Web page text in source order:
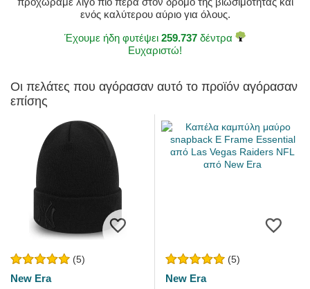
ενός καλύτερου αύριο για όλους.
Έχουμε ήδη φυτέψει 259.737 δέντρα
Ευχαριστώ!
Οι πελάτες που αγόρασαν αυτό το προϊόν αγόρασαν
επίσης
(5)
New Era
(5)
New Era